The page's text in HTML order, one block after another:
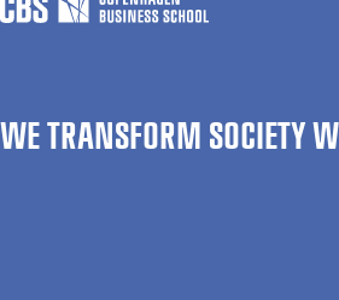
WE TRANSFORM SOCIETY